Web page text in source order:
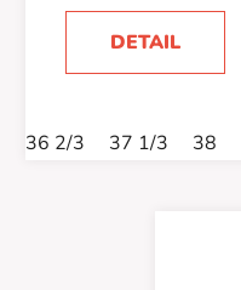
DETAIL
36 2/3 37 1/3 38